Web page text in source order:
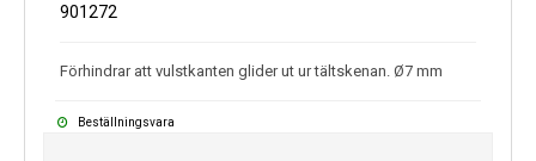
901272
Förhindrar att vulstkanten glider ut ur tältskenan. Ø7 mm
Beställningsvara